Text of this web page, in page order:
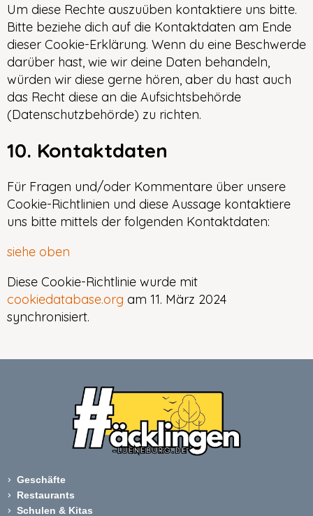
Um diese Rechte auszuüben kontaktiere uns bitte.
Bitte beziehe dich auf die Kontaktdaten am Ende
dieser Cookie-Erklärung. Wenn du eine Beschwerde
darüber hast, wie wir deine Daten behandeln,
würden wir diese gerne hören, aber du hast auch
das Recht diese an die Aufsichtsbehörde
(Datenschutzbehörde) zu richten.
10. Kontaktdaten
Für Fragen und/oder Kommentare über unsere
Cookie-Richtlinien und diese Aussage kontaktiere
uns bitte mittels der folgenden Kontaktdaten:
siehe oben
Diese Cookie-Richtlinie wurde mit
cookiedatabase.org am 11. März 2024
synchronisiert.
Geschäfte
Restaurants
Schulen & Kitas